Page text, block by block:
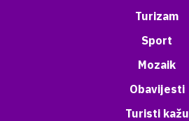
Turizam
Sport
Mozaik
Obavijesti
Turisti kažu